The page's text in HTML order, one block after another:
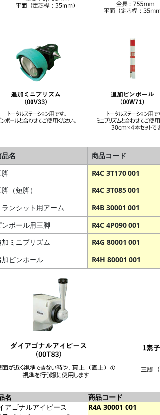
品名 商品コード
脚
R4C 3T170 001
（短脚）
R4C 3T085 001
ランシット用アーム
R4B 30001 001
ンポール用三脚
R4C 4P090 001
加ミニプリズム
R4G 80001 001
加ピンポール
R4H 80001 001
名 商品コード
アゴナルアイピース
R4A 30001 001